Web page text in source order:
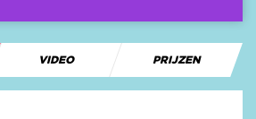
VIDEO PRIJZEN